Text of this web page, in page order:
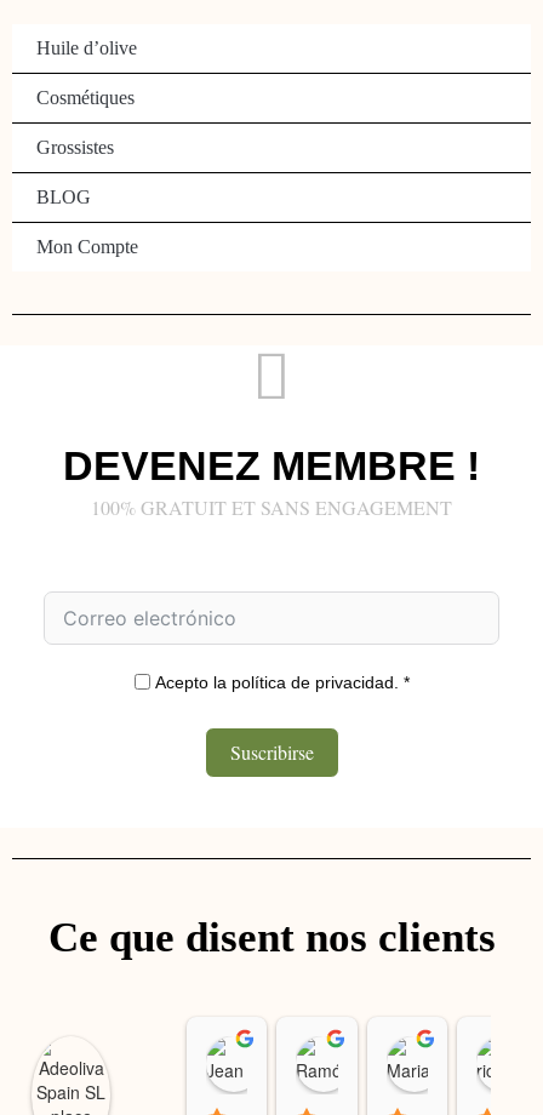
Huile d’olive
Cosmétiques
Grossistes
BLOG
Mon Compte
DEVENEZ MEMBRE !
100% GRATUIT ET SANS ENGAGEMENT
Acepto la política de privacidad. *
Suscribirse
Ce que disent nos clients
Jean Carlos Gonzalez
17:17 07 Aug 26
Ramón Soto Martín
10:48 07 Aug 26
Maria
08:16 01